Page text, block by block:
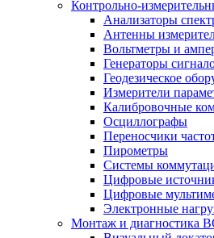
Контрольно-
Анализаторы
Антенны
Вольтметры и
Генераторы
Геодезическое
Измерители
Калибровочные
Осциллографы
Переносчики
Пирометры
Системы
Цифровые
Цифровые
Электронные
Монтаж и диагностика